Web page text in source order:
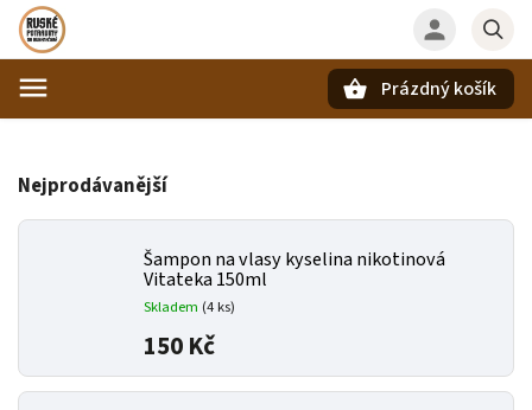
Prázdný košík
Nejprodávanější
Šampon na vlasy kyselina nikotinová
Vitateka 150ml
Skladem (4 ks)
150 Kč